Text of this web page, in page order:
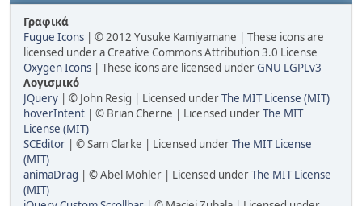
Γραφικά
Fugue Icons | © 2012 Yusuke Kamiyamane | These icons are
licensed under a Creative Commons Attribution 3.0 License
Oxygen Icons | These icons are licensed underGNU LGPLv3
Λογισμικό
JQuery | © John Resig | Licensed underThe MIT License (MIT)
hoverIntent | © Brian Cherne | Licensed underThe MIT
License (MIT)
SCEditor | © Sam Clarke | Licensed underThe MIT License
(MIT)
animaDrag | © Abel Mohler | Licensed underThe MIT License
(MIT)